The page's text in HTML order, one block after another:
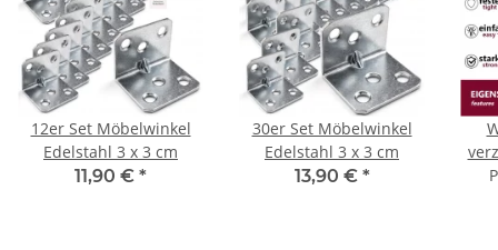
12er Set Möbelwinkel
Edelstahl 3 x 3 cm
11,90 € *
30er Set Möbelwinkel
Edelstahl 3 x 3 cm
13,90 € *